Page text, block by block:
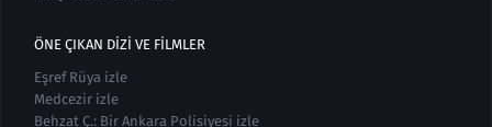
ÖNE ÇIKAN DIZI VE FILMLER
Eşref Rüya izle
Medcezir izle
Behzat Ç.: Bir Ankara Polisiyesi izle